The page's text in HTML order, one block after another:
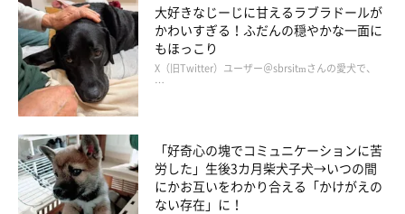
大好きなじーじに甘えるラブラドールが
かわいすぎる！ふだんの穏やかな一面に
もほっこり
X（旧Twitter）ユーザー＠sbrsitmさんの愛犬で、
…
「好奇心の塊でコミュニケーションに苦
労した」生後3カ月柴犬子犬→いつの間
にかお互いをわかり合える「かけがえの
ない存在」に！